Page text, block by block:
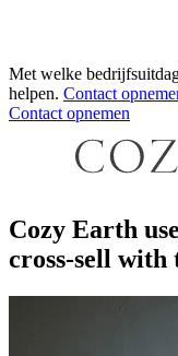
Met welke
helpen. Contact
Contact opnemen
Cozy Earth
cross-sell with